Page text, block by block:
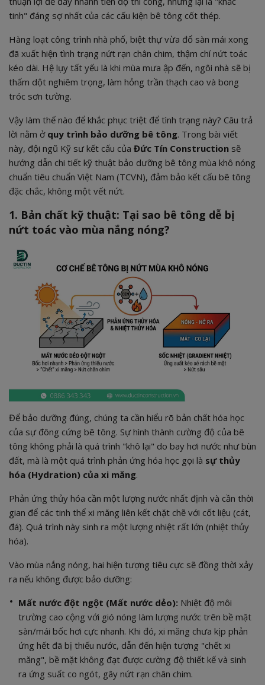
tinh" đáng sợ nhất của các cấu kiện bê tông cốt thép.
Hàng loạt công trình nhà phố, biệt thự vừa đổ sàn mái xong
đã xuất hiện tình trạng nứt rạn chân chim, thậm chí nứt toác
kéo dài. Hệ lụy tất yếu là khi mùa mưa ập đến, ngôi nhà sẽ bị
thấm dột nghiêm trọng, làm hỏng trần thạch cao và bong
tróc sơn tường.
Vậy làm thế nào để khắc phục triệt để tình trạng này? Câu trả
lời nằm ở quy trình bảo dưỡng bê tông. Trong bài viết
này, đội ngũ Kỹ sư kết cấu của Đức Tín Construction sẽ
hướng dẫn chi tiết kỹ thuật bảo dưỡng bê tông mùa khô nóng
chuẩn tiêu chuẩn Việt Nam (TCVN), đảm bảo kết cấu bê tông
đặc chắc, không một vết nứt.
1. Bản chất kỹ thuật: Tại sao bê tông dễ bị
nứt toác vào mùa nắng nóng?
Để bảo dưỡng đúng, chúng ta cần hiểu rõ bản chất hóa học
của sự đông cứng bê tông. Sự hình thành cường độ của bê
tông không phải là quá trình "khô lại" do bay hơi nước như bùn
đất, mà là một quá trình phản ứng hóa học gọi là sự thủy
hóa (Hydration) của xi măng.
Phản ứng thủy hóa cần một lượng nước nhất định và cần thời
gian để các tinh thể xi măng liên kết chặt chẽ với cốt liệu (cát,
đá). Quá trình này sinh ra một lượng nhiệt rất lớn (nhiệt thủy
hóa).
Vào mùa nắng nóng, hai hiện tượng tiêu cực sẽ đồng thời xảy
ra nếu không được bảo dưỡng:
Mất nước đột ngột (Mất nước dẻo): Nhiệt độ môi
trường cao cộng với gió nóng làm lượng nước trên bề mặt
sàn/mái bốc hơi cực nhanh. Khi đó, xi măng chưa kịp phản
ứng hết đã bị thiếu nước, dẫn đến hiện tượng "chết xi
măng", bề mặt không đạt được cường độ thiết kế và sinh
ra ứng suất co ngót, gây nứt rạn chân chim.